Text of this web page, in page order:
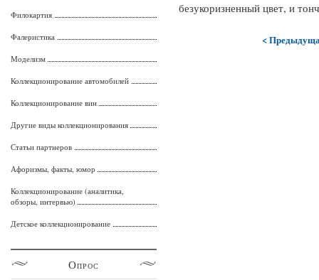
безукоризненный цвет, и
<
Филокартия
Фалеристика
Моделизм
Коллекционирование автомобилей
Коллекционирование вин
Другие виды коллекционирования
Статьи партнеров
Афоризмы, факты, юмор
Коллекционирование (аналитика,
обзоры, интервью)
Детское коллекционирование
Опрос